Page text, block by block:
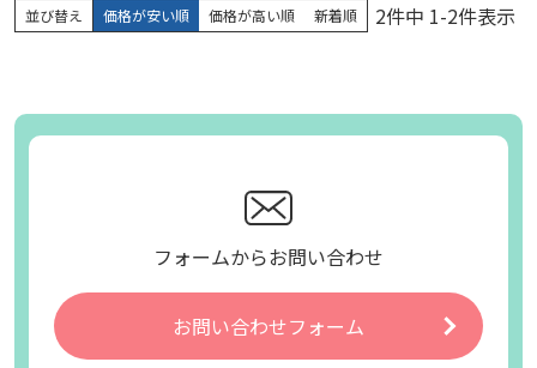
並び替え 価格が安い順 価格が高い順 新着順 2件中 1-2件表示
フォームからお問い合わせ
お問い合わせフォーム